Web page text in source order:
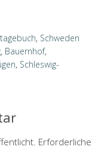
, Schweden
, Bauernhof,
, Schleswig-
Erforderliche